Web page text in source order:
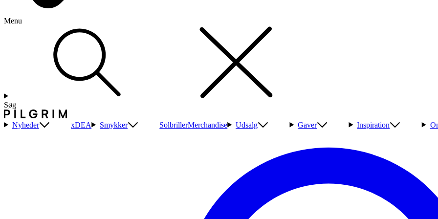
Menu
Søg
Nyheder xDEA Smykker SolbrillerMerchandise Udsalg Gaver Inspiration